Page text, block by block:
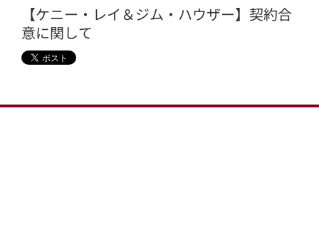
【ケニー・レイ＆ジム・ハウザー】契約合
意に関して